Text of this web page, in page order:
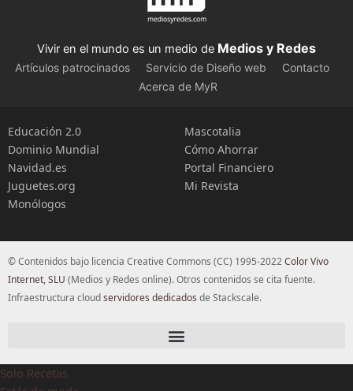
Vivir en el mundo es un medio de Medios y Redes
Artículos patrocinados Servicio de Diseño web
Contacto
Acerca de MyR
Educación 2.0
Dominio Mundial
Navidad.es
Juguetes.org
Monólogos
Mascotalia
Cómo Ahorrar
Portal Financiero
Mi Revista
© Contenidos bajo licencia Creative Commons (CC) 1995-2022Color Vivo
Internet, SLU (Medios y Redes online). Otros contenidos se cita fuente.
Infraestructura cloudservidores dedicados de Stackscale.
Solo Recetas